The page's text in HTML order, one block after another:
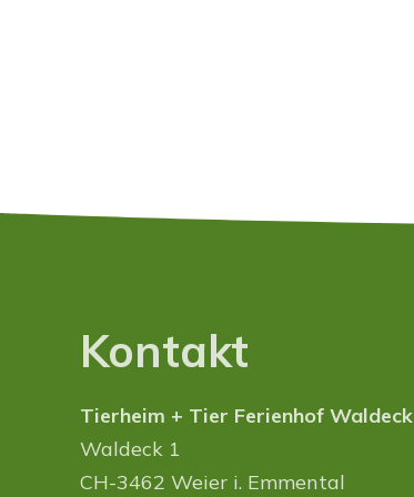
Kontakt
Tierheim + Tier Ferienhof Waldeck
Waldeck 1
CH-3462 Weier i. Emmental